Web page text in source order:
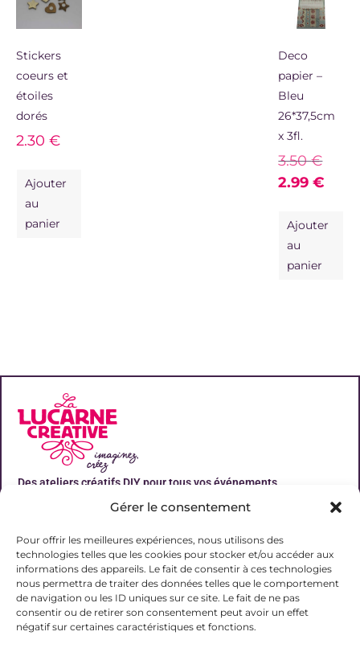
Gérer le consentement
Pour offrir les meilleures expériences, nous utilisons des
technologies telles que les cookies pour stocker et/ou accéder aux
informations des appareils. Le fait de consentir à ces technologies
nous permettra de traiter des données telles que le comportement
de navigation ou les ID uniques sur ce site. Le fait de ne pas
consentir ou de retirer son consentement peut avoir un effet
négatif sur certaines caractéristiques et fonctions.
Stickers
coeurs et
étoiles
dorés
2.30 €
Ajouter
au
panier
Deco
papier –
Bleu
26*37,5cm
x 3fl.
3.50€
2.99€
Ajouter
au
panier
Des ateliers créatifs DIY pour tous vos événements
Liens utiles
Contact
06 31 19 51 92